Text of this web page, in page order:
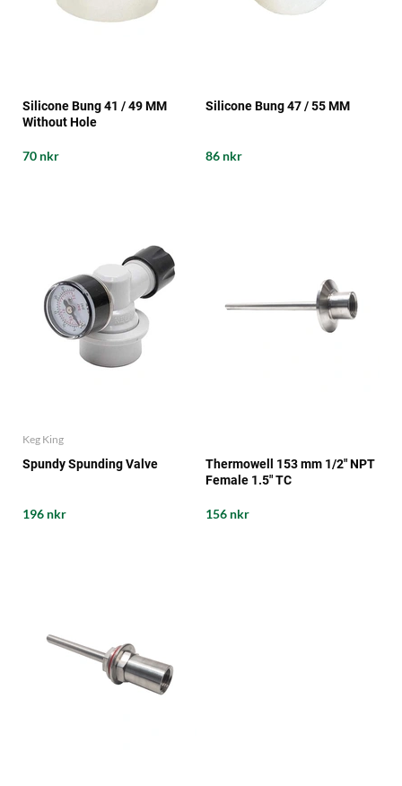
Silicone Bung 41 / 49 MM
Without Hole
70 nkr
Silicone Bung 47 / 55 MM
86 nkr
Keg King
Spundy Spunding Valve
196 nkr
Thermowell 153 mm 1/2" NPT
Female 1.5" TC
156 nkr